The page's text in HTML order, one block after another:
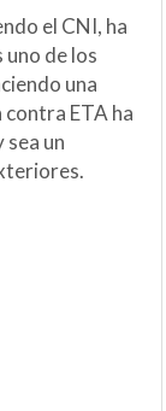
el CNI, ha
de los
una
contra ETA ha
sea un